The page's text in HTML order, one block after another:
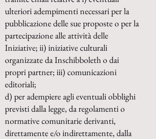
ulteriori adempimenti necessari per la
pubblicazione delle sue proposte o per la
partecipazione alle attività delle
Iniziative; ii) iniziative culturali
organizzate da Inschibboleth o dai
propri partner; iii) comunicazioni
editoriali;
d) per adempiere agli eventuali obblighi
previsti dalla legge, da regolamenti o
normative comunitarie derivanti,
direttamente e/o indirettamente, dalla